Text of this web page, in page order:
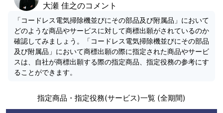
大瀬 佳之のコメント
「コードレス電気掃除機並びにその部品及び附属品」において
どのような商品やサービスに対して商標出願がされているのか
確認してみましょう。「コードレス電気掃除機並びにその部品
及び附属品」において商標出願の際に指定された商品やサービ
スは、自社が商標出願する際の指定商品、指定役務の参考にす
ることができます。
指定商品・指定役務(サービス)一覧 (全期間)